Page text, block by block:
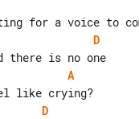
D
A
D